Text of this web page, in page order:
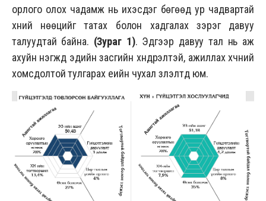
орлого олох чадамж нь ихэсдэг бөгөөд ур чадвартай
хүний нөөцийг татах болон хадгалах зэрэг давуу
талуудтай байна. (Зураг 1). Эдгээр давуу тал нь аж
ахуйн нэгжүүд эдийн засгийн хүндрэлтэй, ажиллах хүчний
хомсдолтой тулгарах үеийн чухал үзүүлэлтүүд юм.